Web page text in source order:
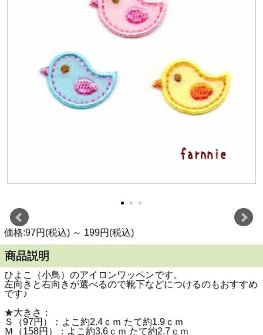
価格:97円(税込) ～ 199円(税込)
商品説明
ひよこ（小鳥）のアイロンワッペンです。
左向きと右向きが選べるので靴下などにつけるのもおすすめ
です♪
★大きさ：
Ｓ（97円）：よこ約2.4ｃｍ たて約1.9ｃｍ
Ｍ（158円）：よこ約3.6ｃｍ たて約2.7ｃｍ